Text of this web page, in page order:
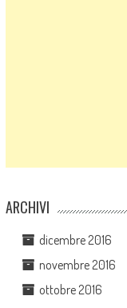
ARCHIVI
dicembre 2016
novembre 2016
ottobre 2016